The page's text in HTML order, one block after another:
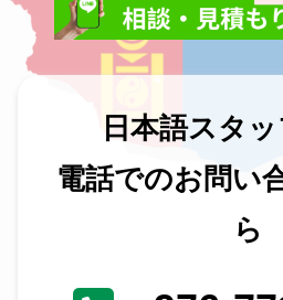
日本語スタッ
電話でのお問い
ら